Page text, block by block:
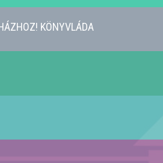
KÖNYVLÁDA